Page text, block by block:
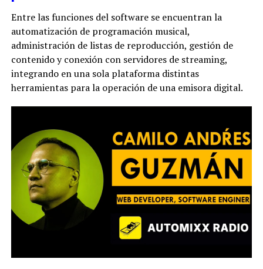
Entre las funciones del software se encuentran la
automatización de programación musical,
administración de listas de reproducción, gestión de
contenido y conexión con servidores de streaming,
integrando en una sola plataforma distintas
herramientas para la operación de una emisora digital.